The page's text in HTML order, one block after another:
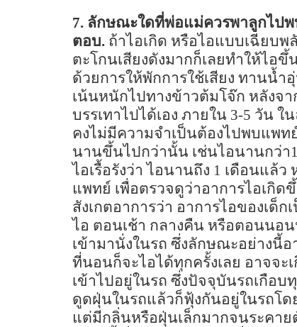
7. ลักษณะใดที่พ่อแม่ควรพาลูกไป
ตอบ. ถ้าไอเกิด หรือไอแบบเฉียบ
ตะโกนเสียงดังมากก็เลยทำให้ไอ
ด้วยการให้พักการใช้เสียง ทานน้ำ
เน้นหนักไปทางข้าวต้มโจ๊ก หลังจ
บรรเทาไปได้เอง ภายใน 3-5 วัน ใ
คงไม่มีความจำเป็นต้องไปพบแพท
นานขึ้นไปกว่านั้น เช่นไอนานกว่า
ไอเรื้อรังว่า ไอนานถึง 1 เดือนแล้ว
แพทย์ เพื่อตรวจดูว่าอาการไอเกิด
สังเกตอาการว่า อาการไอของเด็
ไอ ตอนเช้า กลางคืน หรือตอนนอ
เข้ามานั่งในรถ ซึ่งลักษณะอย่างนี้
ที่นอนก็จะไอได้ทุกครั้งเลย อาจจ
เข้าไปอยู่ในรถ ซึ่งปัจจุบันรถเกือ
ดูดฝุ่นในรถแล้วก็ฟุ้งกันอยู่ในรถโด
แต่มีกลิ่นหรือฝุ่นเล็กมากจนระคา